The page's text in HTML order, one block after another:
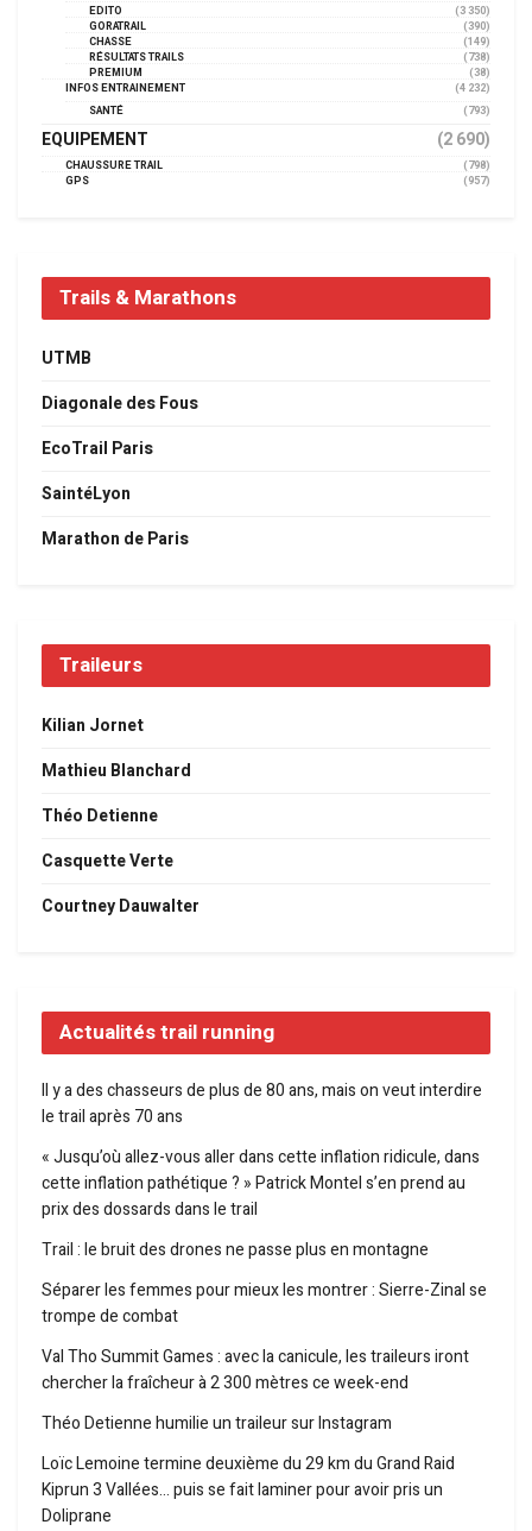
EDITO
(3 350)
GORATRAIL
(390)
CHASSE
(149)
RÉSULTATS TRAILS
(738)
PREMIUM
(38)
INFOS ENTRAINEMENT
(4 232)
SANTÉ
(793)
EQUIPEMENT (2 690)
CHAUSSURE TRAIL
(798)
GPS
(957)
Trails & Marathons
UTMB
Diagonale des Fous
EcoTrail Paris
SaintéLyon
Marathon de Paris
Traileurs
Kilian Jornet
Mathieu Blanchard
Théo Detienne
Casquette Verte
Courtney Dauwalter
Actualités trail running
Il y a des chasseurs de plus de 80 ans, mais on veut interdire
le trail après 70 ans
« Jusqu’où allez-vous aller dans cette inflation ridicule, dans
cette inflation pathétique ? » Patrick Montel s’en prend au
prix des dossards dans le trail
Trail : le bruit des drones ne passe plus en montagne
Séparer les femmes pour mieux les montrer : Sierre-Zinal se
trompe de combat
Val Tho Summit Games : avec la canicule, les traileurs iront
chercher la fraîcheur à 2 300 mètres ce week-end
Théo Detienne humilie un traileur sur Instagram
Loïc Lemoine termine deuxième du 29 km du Grand Raid
Kiprun 3 Vallées… puis se fait laminer pour avoir pris un
Doliprane